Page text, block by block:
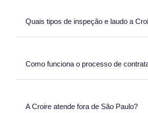
Quais tipos de inspeção e laudo a
Como funciona o processo de
A Croire atende fora de São Paulo?